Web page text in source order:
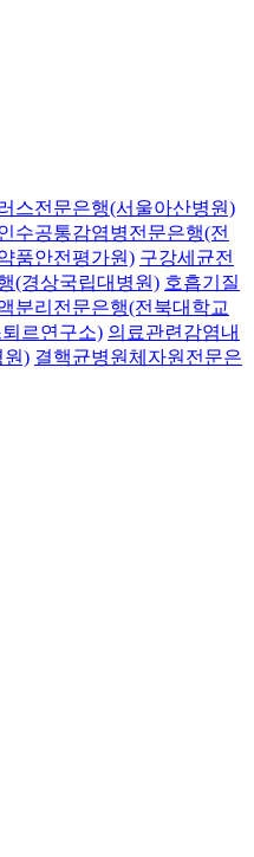
스전문은행(서울아산병원)
수공통감염병전문은행(전
품안전평가원) 구강세균전
(경상국립대병원) 호흡기질
분리전문은행(전북대학교
르연구소) 의료관련감염내
원) 결핵균병원체자원전문은